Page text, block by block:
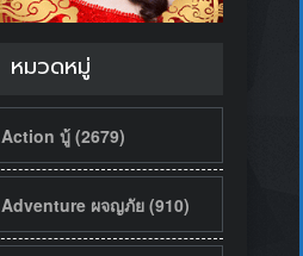
หมวดหมู่
Action บู้ (2679)
Adventure ผจญภัย (910)